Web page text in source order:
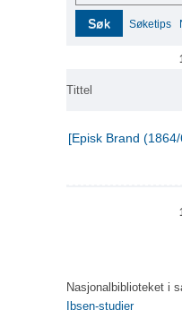
Søk Søketips
Tittel
[Episk Brand
Nasjonalbiblioteket i
Ibsen-studier